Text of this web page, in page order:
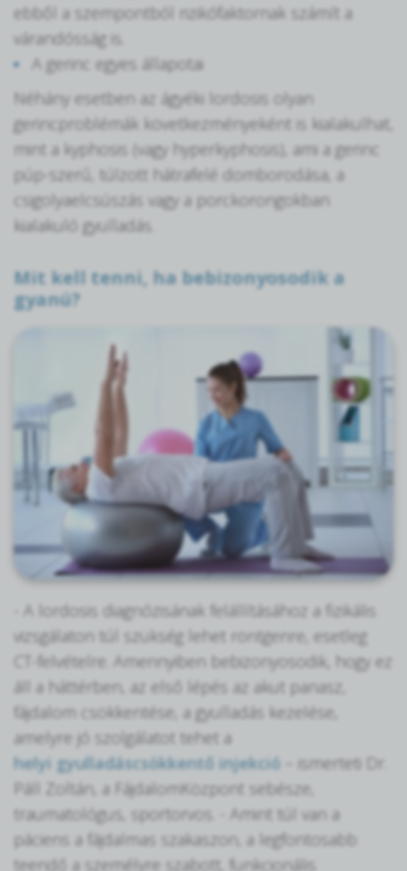
ebből a szempontból rizikófaktornak számít a
várandósság is.
A gerinc egyes állapotai
Néhány esetben az ágyéki lordosis olyan
gerincproblémák következményeként is kialakulhat,
mint a kyphosis (vagy hyperkyphosis), ami a gerinc
púp-szerű, túlzott hátrafelé domborodása, a
csigolyaelcsúszás vagy a porckorongokban
kialakuló gyulladás.
Mit kell tenni, ha bebizonyosodik a
gyanú?
- A lordosis diagnózisának felállításához a fizikális
vizsgálaton túl szükség lehet röntgenre, esetleg
CT-felvételre. Amennyiben bebizonyosodik, hogy ez
áll a háttérben, az első lépés az akut panasz,
fájdalom csökkentése, a gyulladás kezelése,
amelyre jó szolgálatot tehet a
helyi gyulladáscsökkentő injekció – ismerteti Dr.
Páll Zoltán, a FájdalomKözpont sebésze,
traumatológus, sportorvos. - Amint túl van a
páciens a fájdalmas szakaszon, a legfontosabb
teendő a személyre szabott, funkcionális